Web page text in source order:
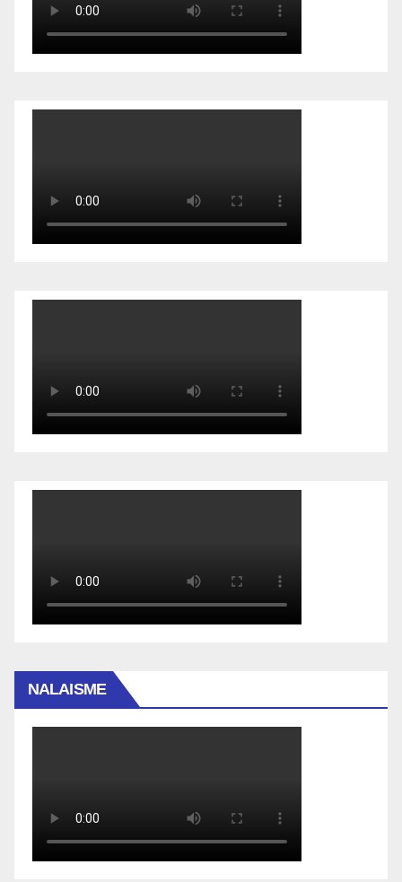
NALAISME